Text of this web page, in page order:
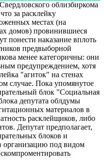
облизбиркома
за расклейку
местах (на
домов) провинившиеся
понести наказание вплоть
предвыборной
менее категоричны: они
предупреждением, хотя
"агиток" на стенах
случае. Пока упомянутое
блок "Социальная
депутата облдумы
материалов в
расклейщиков, либо
Депутат предполагает,
блоков и
организацию под видом